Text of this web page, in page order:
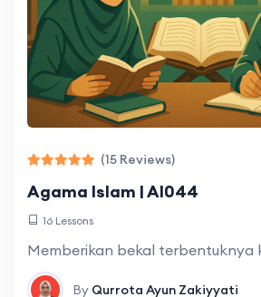
(15 Reviews)
Agama Islam | AI044
16 Lessons
By Qurrota Ayun Zakiyyati